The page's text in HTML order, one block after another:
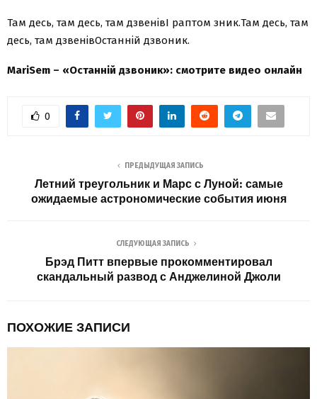
Там десь, там десь, там дзвенівІ раптом зник.Там десь, там
десь, там дзвенівОстанній дзвоник.
MariSem – «Останній дзвоник»: смотрите видео онлайн
0
ПРЕДЫДУЩАЯ ЗАПИСЬ
Летний треугольник и Марс с Луной: самые
ожидаемые астрономические события июня
СЛЕДУЮЩАЯ ЗАПИСЬ
Брэд Питт впервые прокомментировал
скандальный развод с Анджелиной Джоли
ПОХОЖИЕ ЗАПИСИ